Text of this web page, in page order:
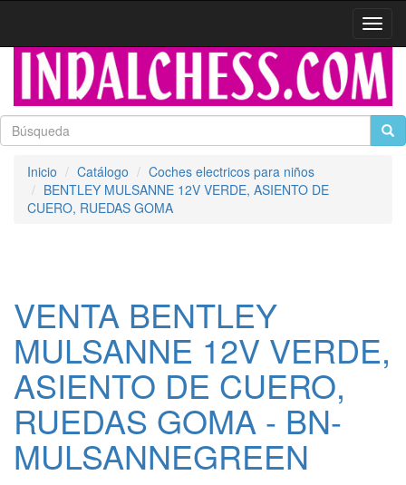
Inicio Catálogo
Coches electricos para niños
BENTLEY MULSANNE 12V VERDE, ASIENTO DE
CUERO, RUEDAS GOMA
VENTA BENTLEY
MULSANNE 12V VERDE,
ASIENTO DE CUERO,
RUEDAS GOMA - BN-
MULSANNEGREEN